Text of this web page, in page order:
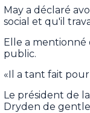
May a déclaré
social et qu'il
Elle a mentionné
public.
«Il a tant fait
Le président de
Dryden de